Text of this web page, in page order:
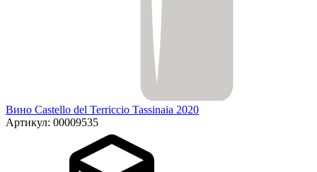
Вино Castello del Terriccio Tassinaia 2020
Артикул: 00009535